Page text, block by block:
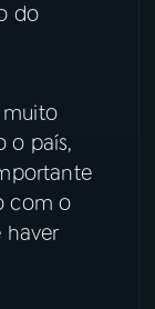
do
muito
o país,
com o
haver